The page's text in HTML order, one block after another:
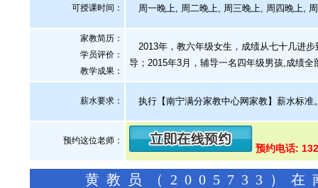
可授课时间： 周一晚上, 周二晚上, 周三晚上, 周四晚上,
家教简历：
学员评价：
教学成果：
2013年，教六年级女生，成绩从七十几进
导；2015年3月，辅导一名四年级男孩,成绩全
薪水要求： 执行【南宁满分家教中心网家教】薪水标准
预约这位老师：
预约电话:
黄教员（2005733）在